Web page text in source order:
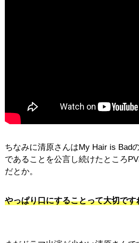
ちなみに清原さんはMy Hair is Bad
であることを公言し続けたところ
だとか。
やっぱり口にすることって大切です